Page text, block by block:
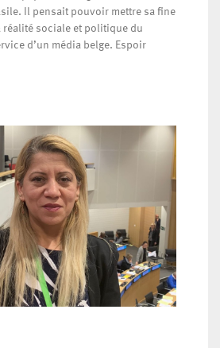
Il pensait pouvoir mettre sa fine
réalité sociale et politique du
d’un média belge. Espoir